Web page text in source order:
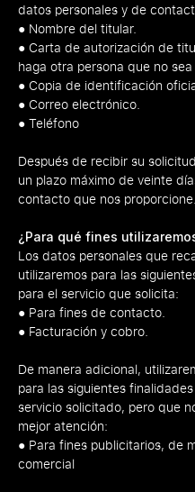
datos personales y de
● Nombre del titular.
● Carta de autorización de
haga otra persona que no
● Copia de identificación
● Correo electrónico.
● Teléfono
Después de recibir su
un plazo máximo de veinte
contacto que nos proporcione.
¿Para qué fines
Los datos personales que
utilizaremos para las
para el servicio que solicita:
● Para fines de contacto.
● Facturación y cobro.
De manera adicional,
para las siguientes
servicio solicitado, pero que
mejor atención:
● Para fines publicitarios, de
comercial